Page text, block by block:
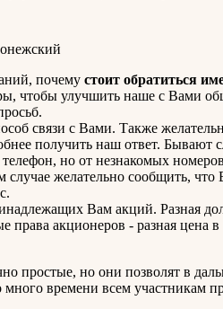
почему стоит обратиться
чтобы улучшить наше с Вами
связи с Вами. Также
получить наш ответ. Бывают
телефон, но от незнакомых
желательно сообщить, что
Вам акций. Разная
права акционеров - разная цена в
простые, но они позволят в
много времени всем участникам